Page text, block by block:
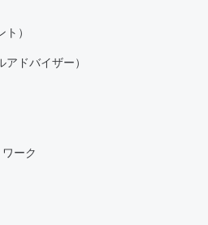
）
ドバイザー）
ーク